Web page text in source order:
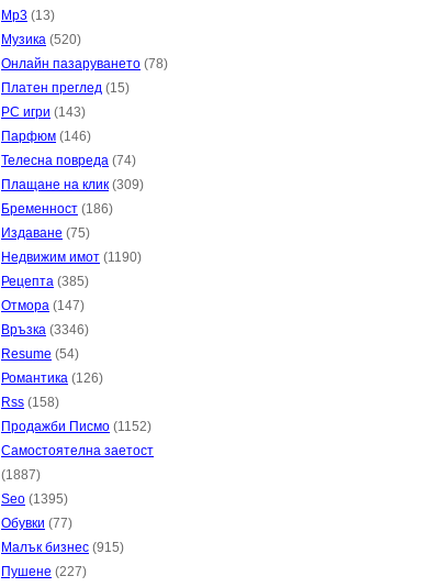
Mp3 (13)
Музика (520)
Онлайн пазаруването (78)
Платен преглед (15)
PC игри (143)
Парфюм (146)
Телесна повреда (74)
Плащане на клик (309)
Бременност (186)
Издаване (75)
Недвижим имот (1190)
Рецепта (385)
Отмора (147)
Връзка (3346)
Resume (54)
Романтика (126)
Rss (158)
Продажби Писмо (1152)
Самостоятелна заетост
(1887)
Seo (1395)
Обувки (77)
Малък бизнес (915)
Пушене (227)